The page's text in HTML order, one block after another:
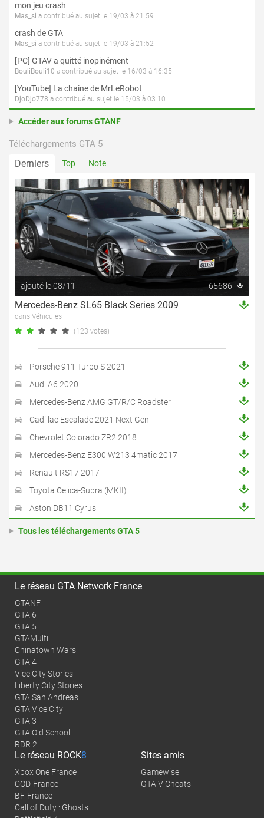
mon jeu crash
Mas_si a contribué au sujet le 19/03 à 21:59
crash de GTA
Mas_si a contribué au sujet le 19/03 à 21:52
[PC] GTAV a quitté inopinément
BouliBouli10 a contribué au sujet le 16/03 à 16:35
[YouTube] La chaine de MrLeRobot
DjoDjo778 a contribué au sujet le 15/03 à 03:10
Accéder aux forums GTANF
Téléchargements GTA 5
Derniers Top Note
ajouté le 08/11 65686
Mercedes-Benz SL65 Black Series 2009
dans Véhicules
(123 votes)
Porsche 911 Turbo S 2021
Audi A6 2020
Mercedes-Benz AMG GT/R/C Roadster
Cadillac Escalade 2021 Next Gen
Chevrolet Colorado ZR2 2018
Mercedes-Benz E300 W213 4matic 2017
Renault RS17 2017
Toyota Celica-Supra (MKII)
Aston DB11 Cyrus
Tous les téléchargements GTA 5
Le réseau GTA Network France
GTANF
GTA 6
GTA 5
GTAMulti
Chinatown Wars
GTA 4
Vice City Stories
Liberty City Stories
GTA San Andreas
GTA Vice City
GTA 3
GTA Old School
RDR 2
Le réseau ROCK8
Xbox One France
COD-France
BF-France
Call of Duty : Ghosts
Sites amis
Gamewise
GTA V Cheats